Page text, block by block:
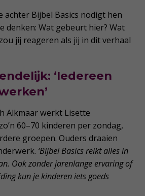
achter Bijbel Basics nodigt hen
denken: Wat gebeurt hier? Wat
jij reageren als jij in dit verhaal
‘Iedereen
Alkmaar werkt Lisette
60–70 kinderen per zondag,
groepen. Ouders draaien
‘Bijbel Basics reikt alles in
Ook zonder jarenlange ervaring of
kun je kinderen iets goeds